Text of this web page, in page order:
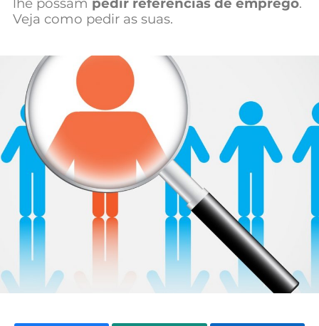
Mundial 2026
Veja como pedir as suas.